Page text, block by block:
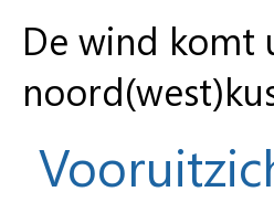
De wind komt